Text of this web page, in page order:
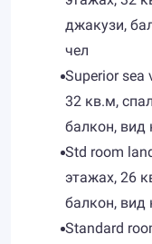
джакузи,
чел
Superior sea
32 кв.м,
балкон, вид
Std room
этажах, 26
балкон, вид
Standard